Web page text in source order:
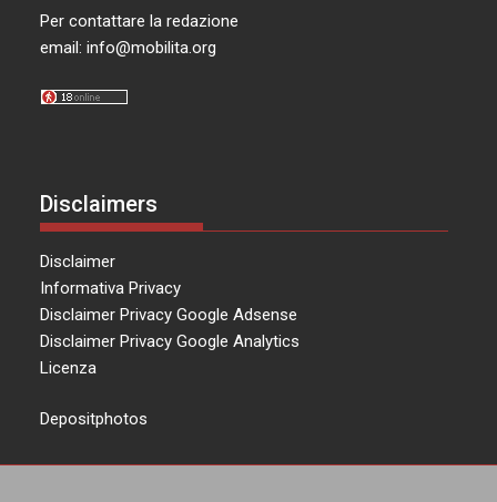
Per contattare la redazione
email:info@mobilita.org
Disclaimers
Disclaimer
Informativa Privacy
Disclaimer Privacy Google Adsense
Disclaimer Privacy Google Analytics
Licenza
Depositphotos